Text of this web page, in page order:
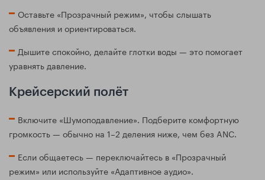
Оставьте «Прозрачный режим», чтобы слышать
объявления и ориентироваться.
Дышите спокойно, делайте глотки воды — это помогает
уравнять давление.
Крейсерский полёт
Включите «Шумоподавление». Подберите комфортную
громкость — обычно на 1–2 деления ниже, чем без ANC.
Если общаетесь — переключайтесь в «Прозрачный
режим» или используйте «Адаптивное аудио».